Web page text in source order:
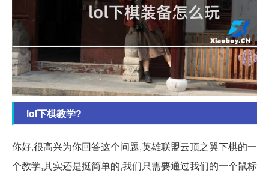
lol下棋教学?
你好,很高兴为你回答这个问题,英雄联盟云顶之翼下棋的一
个教学,其实还是挺简单的,我们只需要通过我们的一个鼠标